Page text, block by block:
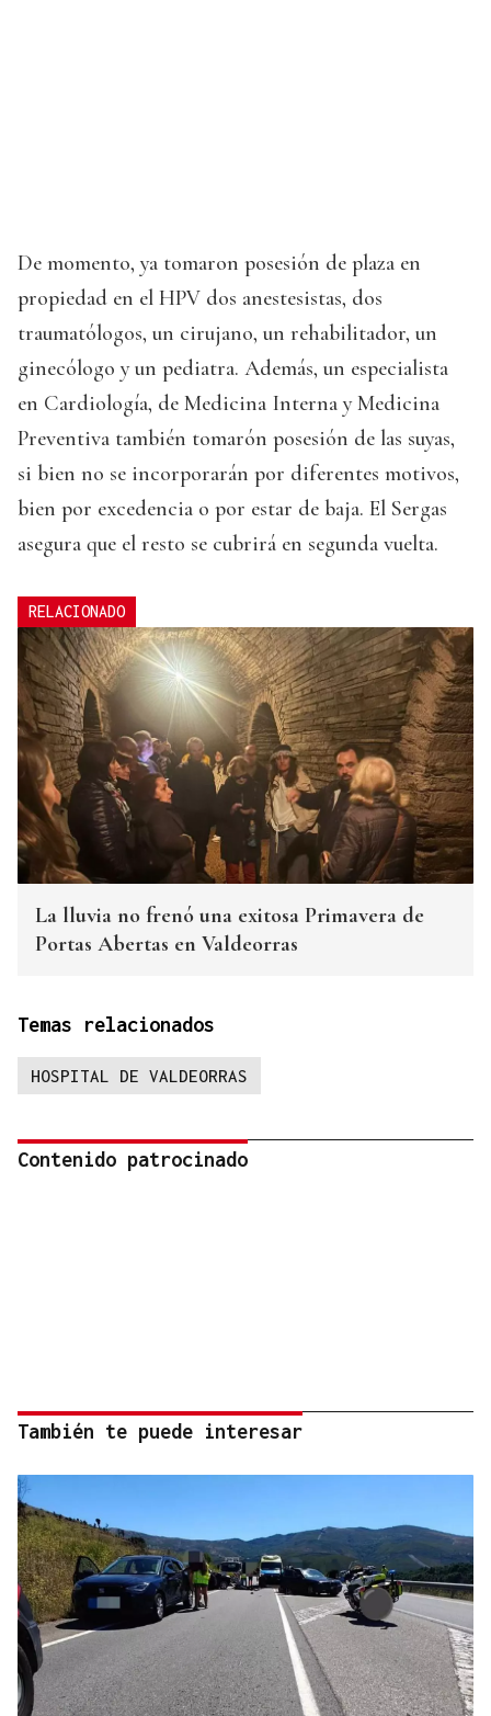
De momento, ya tomaron posesión de plaza en
propiedad en el HPV dos anestesistas, dos
traumatólogos, un cirujano, un rehabilitador, un
ginecólogo y un pediatra. Además, un especialista
en Cardiología, de Medicina Interna y Medicina
Preventiva también tomarón posesión de las suyas,
si bien no se incorporarán por diferentes motivos,
bien por excedencia o por estar de baja. El Sergas
asegura que el resto se cubrirá en segunda vuelta.
RELACIONADO
La lluvia no frenó una exitosa Primavera de
Portas Abertas en Valdeorras
Temas relacionados
HOSPITAL DE VALDEORRAS
Contenido patrocinado
También te puede interesar